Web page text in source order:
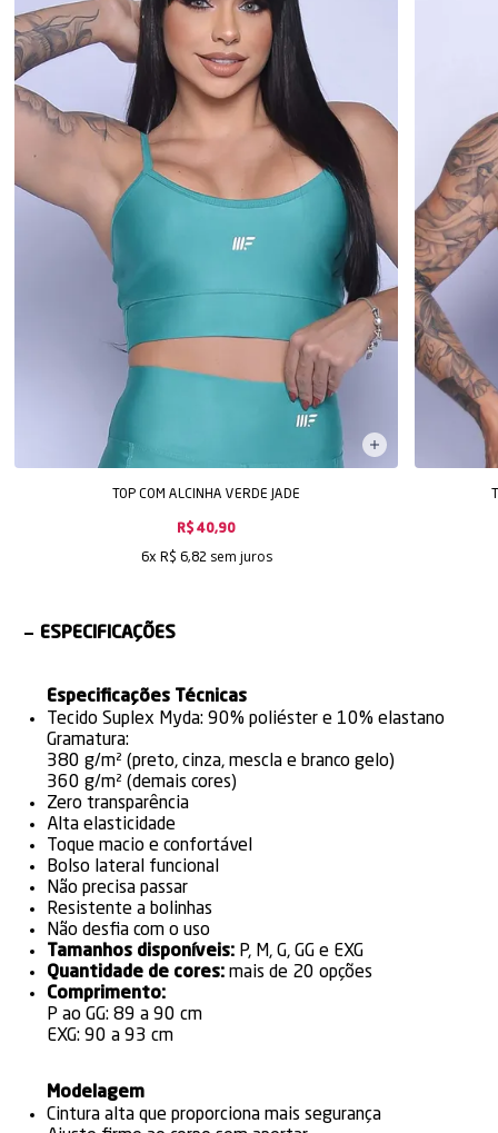
TOP COM ALCINHA VERDE JADE
R$ 40,90
6x R$ 6,82 sem juros
ESPECIFICAÇÕES
Especificações Técnicas
Tecido Suplex Myda: 90% poliéster e 10% elastano
Gramatura:
380 g/m² (preto, cinza, mescla e branco gelo)
360 g/m² (demais cores)
Zero transparência
Alta elasticidade
Toque macio e confortável
Bolso lateral funcional
Não precisa passar
Resistente a bolinhas
Não desfia com o uso
Tamanhos disponíveis: P, M, G, GG e EXG
Quantidade de cores: mais de 20 opções
Comprimento:
P ao GG: 89 a 90 cm
EXG: 90 a 93 cm
Modelagem
Cintura alta que proporciona mais segurança